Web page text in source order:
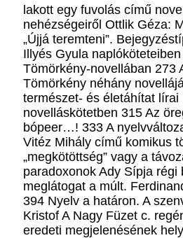
lakott egy fuvolás című
nehézségeiről Ottlik Géza:
„Újjá teremteni”.
Illyés Gyula
Tömörkény-novellában 273
Tömörkény néhány
természet- és életáhítat
novelláskötetben 315 Az
bópeer…! 333 A
Vitéz Mihály című komikus
„megkötöttség” vagy a
paradoxonok Ady Sípja
meglátogat a múlt.
394 Nyelv a határon. A
Kristof A Nagy Füzet c.
eredeti megjelenésének